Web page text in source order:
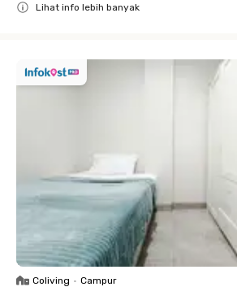
Lihat info lebih banyak
Coliving • Campur